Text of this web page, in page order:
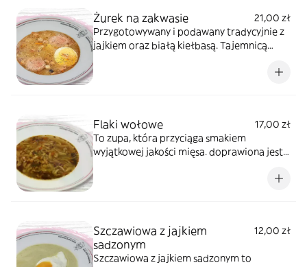
Żurek na zakwasie
21,00 zł
Przygotowywany i podawany tradycyjnie z
jajkiem oraz białą kiełbasą. Tajemnicą
na cebuli. Ceniony za smak, zapach i bogaty
Flaki wołowe
17,00 zł
To zupa, która przyciąga smakiem
wyjątkowej jakości mięsa. doprawiona jest
Szczawiowa z jajkiem
sadzonym
12,00 zł
Szczawiowa z jajkiem sadzonym to